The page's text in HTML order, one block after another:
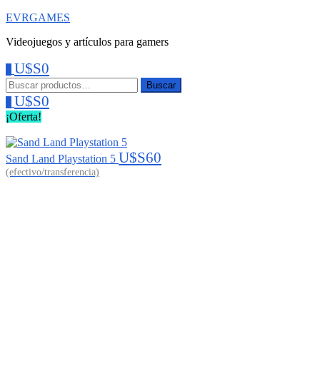
EVRGAMES
Videojuegos y artículos para gamers
U$S0
Menu
Buscar: Buscar
U$S0
¡Oferta!
Sand Land Playstation 5 U$S60